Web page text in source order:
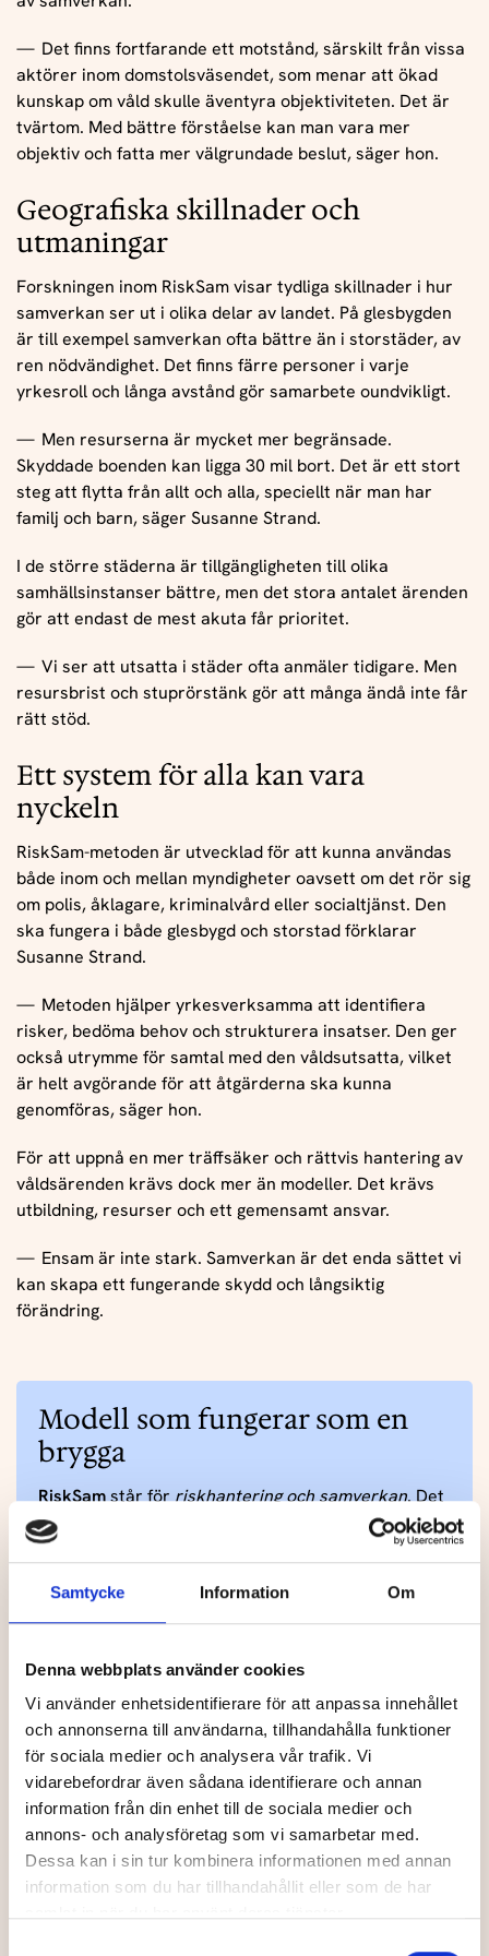
Samtycke Information Om
Denna webbplats använder cookies
Vi använder enhetsidentifierare för att anpassa innehållet
och annonserna till användarna, tillhandahålla funktioner
för sociala medier och analysera vår trafik. Vi
vidarebefordrar även sådana identifierare och annan
information från din enhet till de sociala medier och
annons- och analysföretag som vi samarbetar med.
Dessa kan i sin tur kombinera informationen med annan
information som du har tillhandahållit eller som de har
Det finns fortfarande ett motstånd, särskilt från vissa
aktörer inom domstolsväsendet, som menar att ökad
kunskap om våld skulle äventyra objektiviteten. Det är
tvärtom. Med bättre förståelse kan man vara mer
objektiv och fatta mer välgrundade beslut, säger hon.
Geografiska skillnader och
utmaningar
Forskningen inom RiskSam visar tydliga skillnader i hur
samverkan ser ut i olika delar av landet. På glesbygden
är till exempel samverkan ofta bättre än i storstäder, av
ren nödvändighet. Det finns färre personer i varje
yrkesroll och långa avstånd gör samarbete oundvikligt.
Men resurserna är mycket mer begränsade.
Skyddade boenden kan ligga 30 mil bort. Det är ett stort
steg att flytta från allt och alla, speciellt när man har
familj och barn, säger Susanne Strand.
I de större städerna är tillgängligheten till olika
samhällsinstanser bättre, men det stora antalet ärenden
gör att endast de mest akuta får prioritet.
Vi ser att utsatta i städer ofta anmäler tidigare. Men
resursbrist och stuprörstänk gör att många ändå inte får
rätt stöd.
Ett system för alla kan vara
nyckeln
RiskSam-metoden är utvecklad för att kunna användas
både inom och mellan myndigheter oavsett om det rör sig
om polis, åklagare, kriminalvård eller socialtjänst. Den
ska fungera i både glesbygd och storstad förklarar
Susanne Strand.
Metoden hjälper yrkesverksamma att identifiera
risker, bedöma behov och strukturera insatser. Den ger
också utrymme för samtal med den våldsutsatta, vilket
är helt avgörande för att åtgärderna ska kunna
genomföras, säger hon.
För att uppnå en mer träffsäker och rättvis hantering av
våldsärenden krävs dock mer än modeller. Det krävs
utbildning, resurser och ett gemensamt ansvar.
Ensam är inte stark. Samverkan är det enda sättet vi
kan skapa ett fungerande skydd och långsiktig
förändring.
Modell som fungerar som en
brygga
RiskSamstår förriskhantering och samverkan. Det
är en modell som har utvecklats för att fungera som
en brygga mellan riskbedömning och praktisk
användas av till exempel polis och socialtjänst och
bygger på att befintliga riskbedömningar från olika
strukturerade möten.
Metoden inkluderar:
Riskbedömning (t.ex. SARA och FREDA)
Identifiering av risk-, skydds- och
sårbarhetsfaktorer
Gemensam prioritering av ärenden